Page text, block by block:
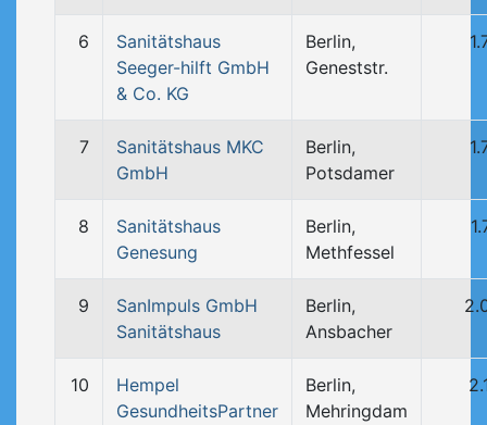
6
Sanitätshaus
Seeger-hilft GmbH
& Co. KG
Berlin,
Geneststr.
7
Sanitätshaus MKC
GmbH
Berlin,
Potsdamer
8
Sanitätshaus
Genesung
Berlin,
Methfessel
9
SanImpuls GmbH
Sanitätshaus
Berlin,
Ansbacher
10
Hempel
GesundheitsPartner
Berlin,
Mehringdam